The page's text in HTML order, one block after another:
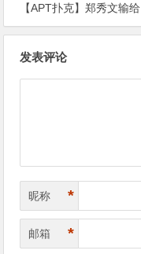
【APT扑克】郑秀文输给周冬雨错失金像奖，没落的原因曝光
发表评论
昵称 *
邮箱 *